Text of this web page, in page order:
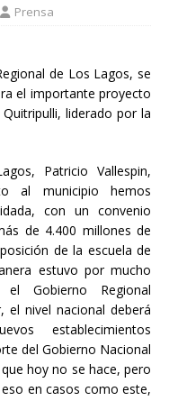
Prensa
de Los Lagos, se
el importante proyecto
liderado por la
Patricio Vallespin,
al municipio hemos
con un convenio
de 4.400 millones de
de la escuela de
estuvo por mucho
el Gobierno Regional
nivel nacional deberá
establecimientos
del Gobierno Nacional
hoy no se hace, pero
en casos como este,